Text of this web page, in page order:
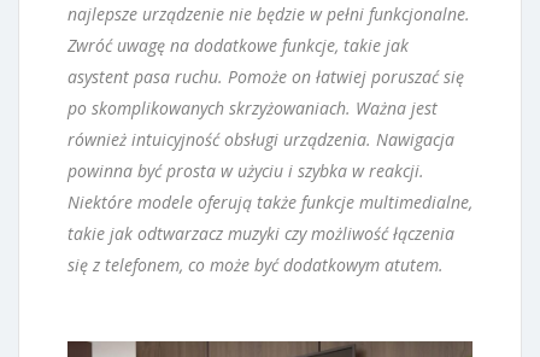
najlepsze urządzenie nie będzie w pełni funkcjonalne.
Zwróć uwagę na dodatkowe funkcje, takie jak
asystent pasa ruchu. Pomoże on łatwiej poruszać się
po skomplikowanych skrzyżowaniach. Ważna jest
również intuicyjność obsługi urządzenia. Nawigacja
powinna być prosta w użyciu i szybka w reakcji.
Niektóre modele oferują także funkcje multimedialne,
takie jak odtwarzacz muzyki czy możliwość łączenia
się z telefonem, co może być dodatkowym atutem.